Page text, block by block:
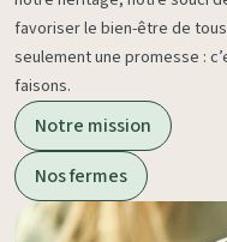
favoriser le bien-être de
seulement une promesse :
faisons.
Notre mission
Nos fermes